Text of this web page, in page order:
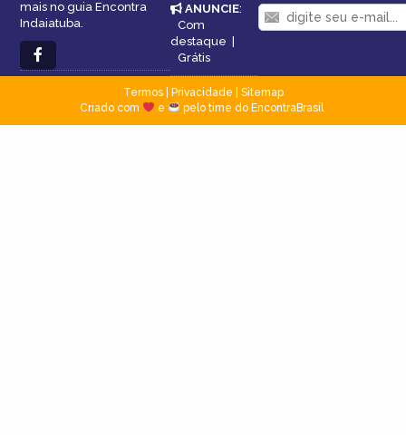
mais no guia Encontra
Indaiatuba.
ANUNCIE:
Com
destaque |
Grátis
Termos| Privacidade
Sitemap
Criado com
e pelo time do EncontraBrasil